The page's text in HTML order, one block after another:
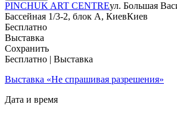
PINCHUK ART CENTREул. Большая
Бассейная 1/3-2, блок А, КиевКиев
Бесплатно
Выставка
Сохранить
Бесплатно | Выставка
Выставка «Не спрашивая разрешения»
Дата и время